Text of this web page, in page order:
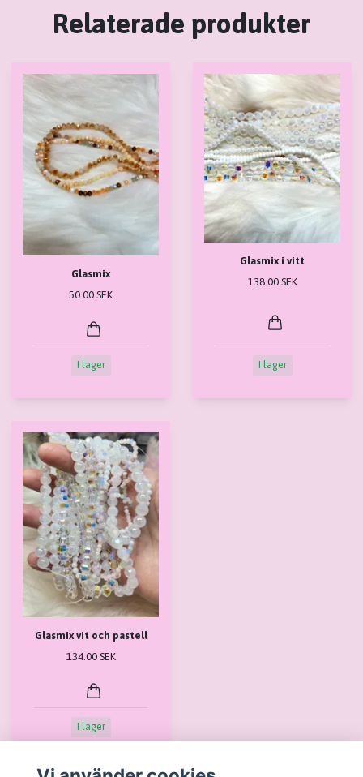
Relaterade produkter
Glasmix
50.00 SEK
I lager
Glasmix i vitt
138.00 SEK
I lager
Glasmix vit och pastell
134.00 SEK
I lager